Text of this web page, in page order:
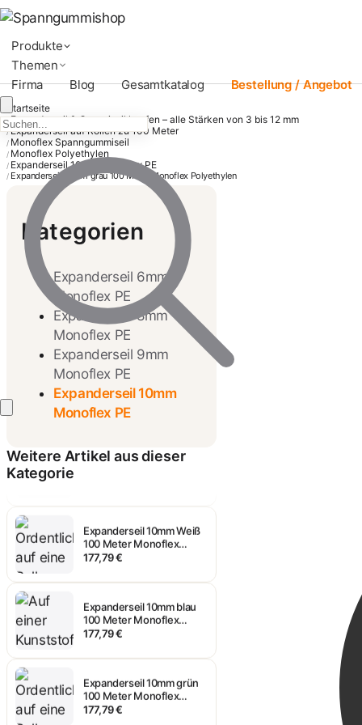
Produkte
Themen
Firma
Blog Gesamtkatalog Bestellung / Angebot
Startseite
/ Expanderseil & Gummiseil kaufen – alle Stärken von 3 bis 12 mm
/ Expanderseil auf Rollen zu 100 Meter
/ Monoflex Spanngummiseil
/ Monoflex Polyethylen
/ Expanderseil 10mm Monoflex PE
/ Expanderseil 10mm grau 100 Meter Monoflex Polyethylen
Kategorien
Expanderseil 6mm
Monoflex PE
Expanderseil 8mm
Monoflex PE
Expanderseil 9mm
Monoflex PE
Expanderseil 10mm
Monoflex PE
Weitere Artikel aus dieser
Kategorie
schwarz 100 Meter
100 Meter Monoflex
Polyethylen
177,79 €
100 Meter Monoflex
Polyethylen
177,79 €
100 Meter Monoflex
Polyethylen
177,79 €